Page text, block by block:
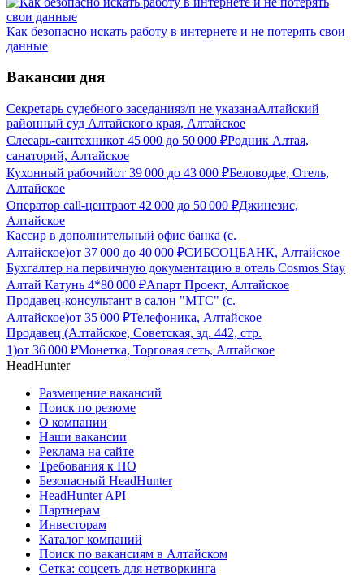
Как безопасно искать работу в интернете и не потерять свои
данные
Вакансии дня
Секретарь судебного заседанияз/п не указанаАлтайский
районный суд Алтайского края, Алтайское
Слесарь-сантехникот 45 000 до 50 000 ₽Родник Алтая,
санаторий, Алтайское
Кухонный рабочийот 39 000 до 43 000 ₽Беловодье, Отель,
Алтайское
Оператор call-центраот 42 000 до 50 000 ₽Джинезис,
Алтайское
Кассир в дополнительный офис банка (с.
Алтайское)от 37 000 до 40 000 ₽СИБСОЦБАНК, Алтайское
Бухгалтер на первичную документацию в отель Cosmos Stay
Алтай Катунь 4*80 000 ₽Апарт Проект, Алтайское
Продавец-консультант в салон "МТС" (с.
Алтайское)от 35 000 ₽Телефоника, Алтайское
Продавец (Алтайское, Советская, зд. 442, стр.
1)от 36 000 ₽Монетка, Торговая сеть, Алтайское
HeadHunter
Размещение вакансий
Поиск по резюме
О компании
Наши вакансии
Реклама на сайте
Требования к ПО
Безопасный HeadHunter
HeadHunter API
Партнерам
Инвесторам
Каталог компаний
Поиск по вакансиям в Алтайском
Сетка: соцсеть для нетворкинга